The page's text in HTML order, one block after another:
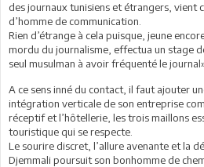
des journaux tunisiens et étrangers, vient
d’homme de communication.
Rien d’étrange à cela puisque, jeune
mordu du journalisme, effectua un stage
seul musulman à avoir fréquenté le
A ce sens inné du contact, il faut ajouter
intégration verticale de son entreprise
réceptif et l’hôtellerie, les trois maillons
touristique qui se respecte.
Le sourire discret, l’allure avenante et la
Djemmali poursuit son bonhomme de